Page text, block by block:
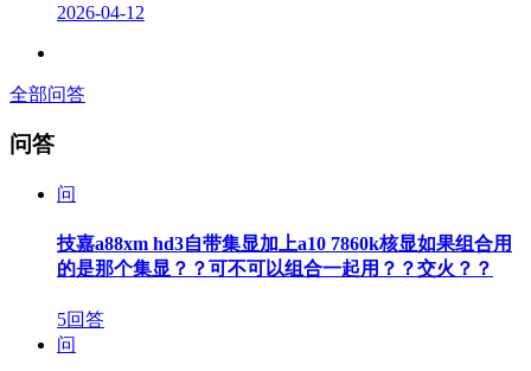
2026-04-12
全部问答
问答
问
技嘉a88xm hd3自带集显加上a10 7860k核显如果组合用
的是那个集显？？可不可以组合一起用？？交火？？
5回答
问